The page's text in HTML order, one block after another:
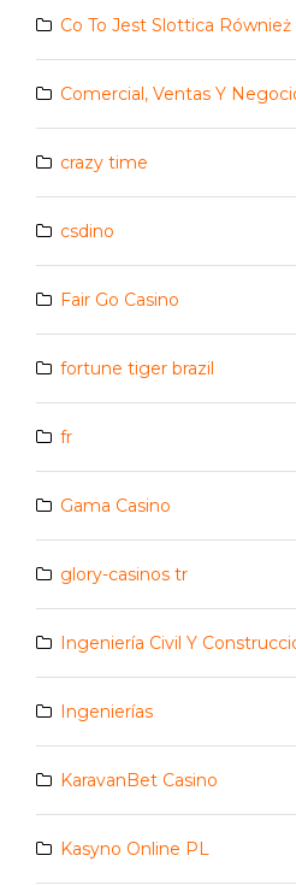
Co To Jest Slottica
Comercial, Ventas Y
crazy time
csdino
Fair Go Casino
fortune tiger brazil
fr
Gama Casino
glory-casinos tr
Ingeniería Civil Y
Ingenierías
KaravanBet Casino
Kasyno Online PL